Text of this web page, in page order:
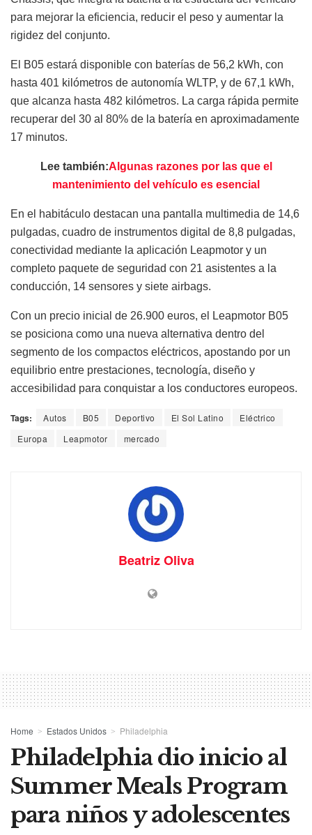
para mejorar la eficiencia, reducir el peso y aumentar la
rigidez del conjunto.
El B05 estará disponible con baterías de 56,2 kWh, con
hasta 401 kilómetros de autonomía WLTP, y de 67,1 kWh,
que alcanza hasta 482 kilómetros. La carga rápida permite
recuperar del 30 al 80% de la batería en aproximadamente
17 minutos.
Lee también:Algunas razones por las que el
mantenimiento del vehículo es esencial
En el habitáculo destacan una pantalla multimedia de 14,6
pulgadas, cuadro de instrumentos digital de 8,8 pulgadas,
conectividad mediante la aplicación Leapmotor y un
completo paquete de seguridad con 21 asistentes a la
conducción, 14 sensores y siete airbags.
Con un precio inicial de 26.900 euros, el Leapmotor B05
se posiciona como una nueva alternativa dentro del
segmento de los compactos eléctricos, apostando por un
equilibrio entre prestaciones, tecnología, diseño y
accesibilidad para conquistar a los conductores europeos.
Tags: Autos B05 Deportivo El Sol Latino
Eléctrico
Europa
Leapmotor mercado
Beatriz Oliva
Home Estados Unidos Philadelphia
Philadelphia dio inicio al
Summer Meals Program
para niños y adolescentes